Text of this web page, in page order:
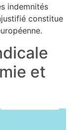
indemnités
constitue
et